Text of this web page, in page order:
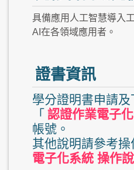
具備應用人工智慧導入
AI在各領域應用者。
證書資訊
學分證明書申請
「 認證作業電子
帳號。
其他說明請參考操
電子化系統 操作